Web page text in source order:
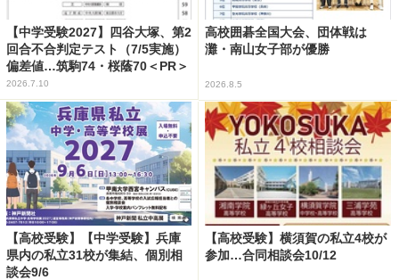
【中学受験2027】四谷大塚、第2
回合不合判定テスト（7/5実施）
偏差値…筑駒74・桜蔭70＜PR＞
2026.7.10
高校囲碁全国大会、団体戦は
灘・南山女子部が優勝
2026.8.5
【高校受験】【中学受験】兵庫
県内の私立31校が集結、個別相
談会9/6
【高校受験】横須賀の私立4校が
参加…合同相談会10/12